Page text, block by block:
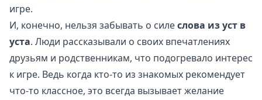
игре.
И, конечно, нельзя забывать о силеслова из уст в
уста. Люди рассказывали о своих впечатлениях
друзьям и родственникам, что подогревало интерес
к игре. Ведь когда кто-то из знакомых рекомендует
что-то классное, это всегда вызывает желание